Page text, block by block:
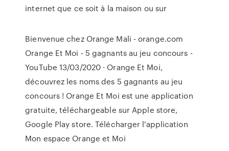
internet que ce soit à la maison ou sur
Bienvenue chez Orange Mali - orange.com
Orange Et Moi - 5 gagnants au jeu concours -
YouTube 13/03/2020 · Orange Et Moi,
découvrez les noms des 5 gagnants au jeu
concours ! Orange Et Moi est une application
gratuite, téléchargeable sur Apple store,
Google Play store. Télécharger l'application
Mon espace Orange et Moi